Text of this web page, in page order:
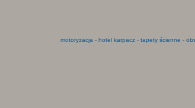
motoryzacja - hotel karpacz- tapety ścienne -